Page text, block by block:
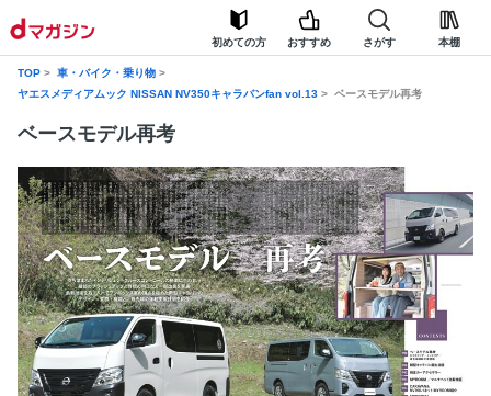
初めての方 おすすめ さがす 本棚
TOP
車・バイク・乗り物
ヤエスメディアムック NISSAN NV350キャラバンfan vol.13
ベースモデル再考
ベースモデル再考